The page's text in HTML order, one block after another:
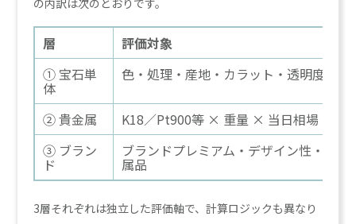
層
評価対象
① 宝石単
体
色・処理・産地・カラット・透明度
② 貴金属
K18／Pt900等 × 重量 × 当日相場
③ ブラン
ド
ブランドプレミアム・デザイン性・付
属品
3層それぞれは独立した評価軸で、計算ロジックも異なり